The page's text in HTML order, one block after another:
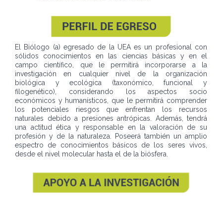
El Biólogo (a) egresado de la UEA es un profesional con
sólidos conocimientos en las ciencias básicas y en el
campo científico, que le permitirá incorporarse a la
investigación en cualquier nivel de la organización
biológica y ecológica (taxonómico, funcional y
filogenético), considerando los aspectos socio
económicos y humanísticos, que le permitirá comprender
los potenciales riesgos que enfrentan los recursos
naturales debido a presiones antrópicas. Además, tendrá
una actitud ética y responsable en la valoración de su
profesión y de la naturaleza. Poseerá también un amplio
espectro de conocimientos básicos de los seres vivos,
desde el nivel molecular hasta el de la biósfera.